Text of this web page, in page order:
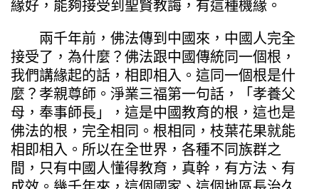
緣好，能夠接受到聖賢教誨，有這種機緣。
兩千年前，佛法傳到中國來，中國人完全
接受了，為什麼？佛法跟中國傳統同一個根，
我們講緣起的話，相即相入。這同一個根是什
麼？孝親尊師。淨業三福第一句話，「孝養父
母，奉事師長」，這是中國教育的根，這也是
佛法的根，完全相同。根相同，枝葉花果就能
相即相入。所以在全世界，各種不同族群之
間，只有中國人懂得教育，真幹，有方法、有